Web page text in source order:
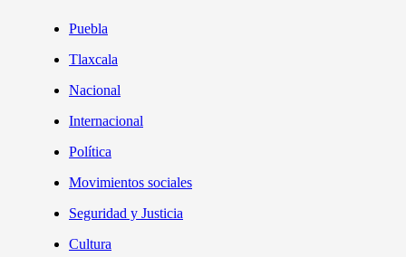
Puebla
Tlaxcala
Nacional
Internacional
Política
Movimientos sociales
Seguridad y Justicia
Cultura